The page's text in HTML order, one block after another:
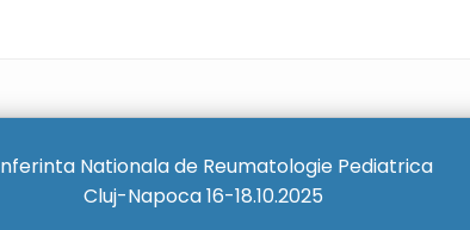
Nationala de Reumatologie Pediatrica
Cluj-Napoca 16-18.10.2025